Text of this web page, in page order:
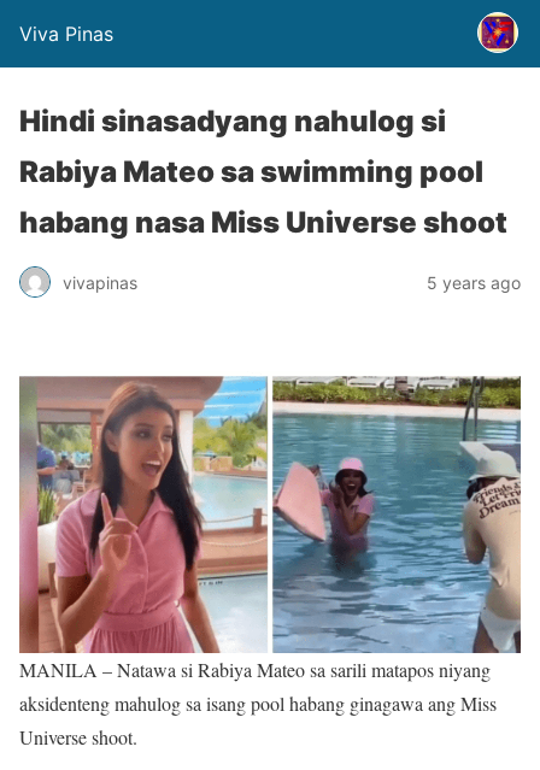
Viva Pinas
Hindi sinasadyang nahulog si
Rabiya Mateo sa swimming pool
habang nasa Miss Universe shoot
vivapinas 5 years ago
MANILA – Natawa si Rabiya Mateo sa sarili matapos niyang
aksidenteng mahulog sa isang pool habang ginagawa ang Miss
Universe shoot.